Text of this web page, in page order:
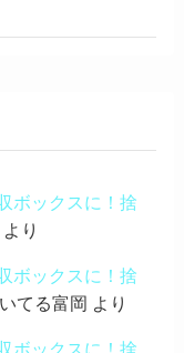
ボックスに！捨
より
ボックスに！捨
てる富岡 より